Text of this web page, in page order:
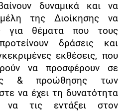
δυναμικά και να
της Διοίκησης να
για θέματα που τους
δράσεις και
εκθέσεις, που
να προσφέρουν σε
& προώθησης των
να έχει τη δυνατότητα
να τις εντάξει στον